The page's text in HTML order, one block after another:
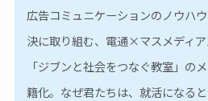
広告コミュニケーションのノウハ
決に取り組む、電通×マスメディ
「ジブンと社会をつなぐ教室」の
籍化。なぜ君たちは、就活になる